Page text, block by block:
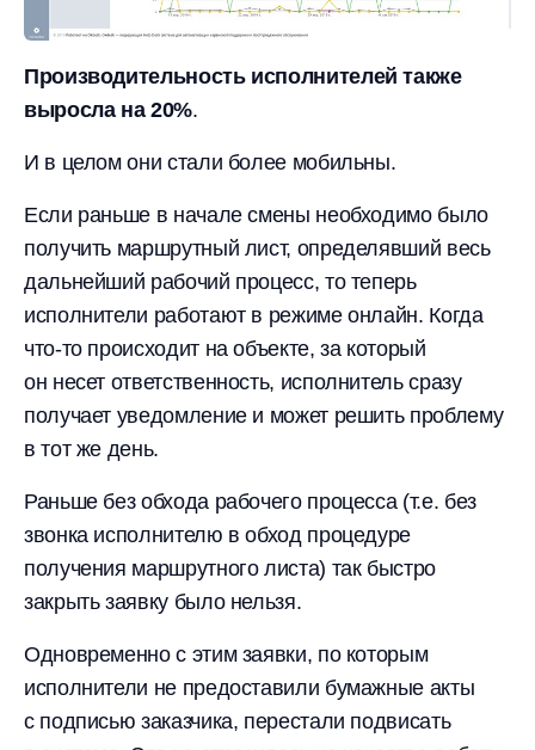
Производительность исполнителей также
выросла на 20%.
И в целом они стали более мобильны.
Если раньше в начале смены необходимо было
получить маршрутный лист, определявший весь
дальнейший рабочий процесс, то теперь
исполнители работают в режиме онлайн. Когда
что-то происходит на объекте, за который
он несет ответственность, исполнитель сразу
получает уведомление и может решить проблему
в тот же день.
Раньше без обхода рабочего процесса (т.е. без
звонка исполнителю в обход процедуре
получения маршрутного листа) так быстро
закрыть заявку было нельзя.
Одновременно с этим заявки, по которым
исполнители не предоставили бумажные акты
с подписью заказчика, перестали подвисать